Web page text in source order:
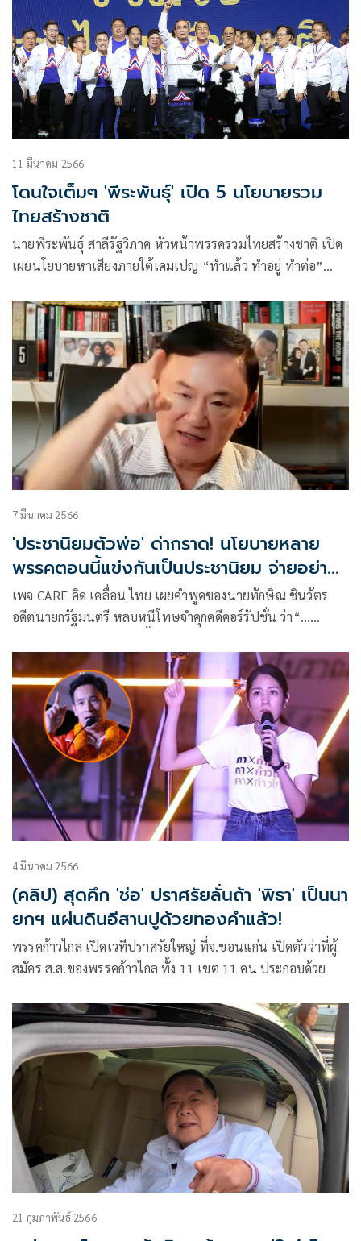
11 มีนาคม 2566
โดนใจเต็มๆ 'พีระพันธ์ุ' เปิด 5 นโยบายรวม
ไทยสร้างชาติ
นายพีระพันธุ์ สาลีรัฐวิภาค หัวหน้าพรรครวมไทยสร้างชาติ เปิด
เผยนโยบายหาเสียงภายใต้เคมเปญ “ทำแล้ว ทำอยู่ ทำต่อ”
และรมว.กลาโหม
7 มีนาคม 2566
'ประชานิยมตัวพ่อ' ด่ากราด! นโยบายหลาย
พรรคตอนนี้แข่งกันเป็นประชานิยม จ่ายอย่าง
เดียว แต่หาเงินไม่เป็น
เพจ CARE คิด เคลื่อน ไทย เผยคำพูดของนายทักษิณ ชินวัตร
อดีตนายกรัฐมนตรี หลบหนีโทษจำคุกคดีคอร์รัปชั่น ว่า“…
เดียว แต่หาเงินไม่เป็น…”
4 มีนาคม 2566
(คลิป) สุดคึก 'ช่อ' ปราศรัยลั่นถ้า 'พิธา' เป็นนา
ยกฯ แผ่นดินอีสานปูด้วยทองคำแล้ว!
พรรคก้าวไกล เปิดเวทีปราศรัยใหญ่ ที่จ.ขอนแก่น เปิดตัวว่าที่ผู้
สมัคร ส.ส.ของพรรคก้าวไกล ทั้ง 11 เขต 11 คน ประกอบด้วย
21 กุมภาพันธ์ 2566